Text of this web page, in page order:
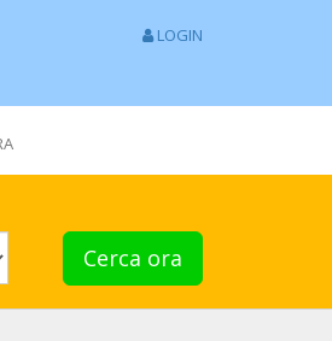
LOGIN
Cerca ora